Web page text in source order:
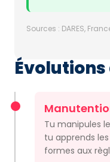
Sources : DARES,
Tu manipules
tu apprends
formes aux